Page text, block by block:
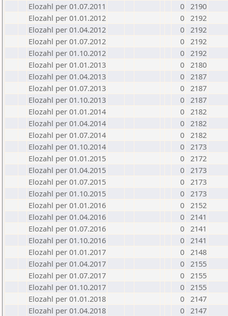
Elozahl per 01.07.2011
0 2190
Elozahl per 01.01.2012
0 2192
Elozahl per 01.04.2012
0 2192
Elozahl per 01.07.2012
0 2192
Elozahl per 01.10.2012
0 2192
Elozahl per 01.01.2013
0 2180
Elozahl per 01.04.2013
0 2187
Elozahl per 01.07.2013
0 2187
Elozahl per 01.10.2013
0 2187
Elozahl per 01.01.2014
0 2182
Elozahl per 01.04.2014
0 2182
Elozahl per 01.07.2014
0 2182
Elozahl per 01.10.2014
0 2173
Elozahl per 01.01.2015
0 2172
Elozahl per 01.04.2015
0 2173
Elozahl per 01.07.2015
0 2173
Elozahl per 01.10.2015
0 2173
Elozahl per 01.01.2016
0 2152
Elozahl per 01.04.2016
0 2141
Elozahl per 01.07.2016
0 2141
Elozahl per 01.10.2016
0 2141
Elozahl per 01.01.2017
0 2148
Elozahl per 01.04.2017
0 2155
Elozahl per 01.07.2017
0 2155
Elozahl per 01.10.2017
0 2155
Elozahl per 01.01.2018
0 2147
Elozahl per 01.04.2018
0 2147